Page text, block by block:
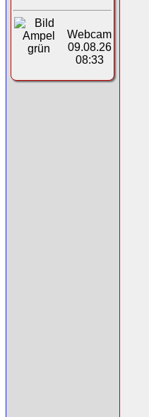
Webcam
09.08.26
08:33